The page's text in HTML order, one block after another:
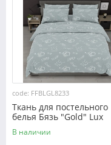
code: FFBLGL8233
Ткань для постельного
белья Бязь "Gold" Lux
GL8233
В наличии